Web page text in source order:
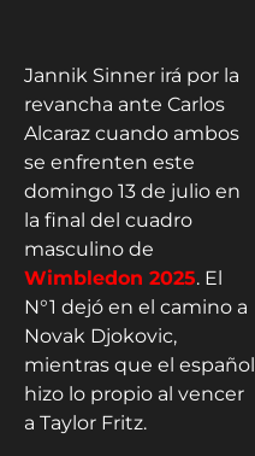
Jannik Sinner irá por la
revancha ante Carlos
Alcaraz cuando ambos
se enfrenten este
domingo 13 de julio en
la final del cuadro
masculino de
Wimbledon 2025. El
N°1 dejó en el camino a
Novak Djokovic,
mientras que el español
hizo lo propio al vencer
a Taylor Fritz.